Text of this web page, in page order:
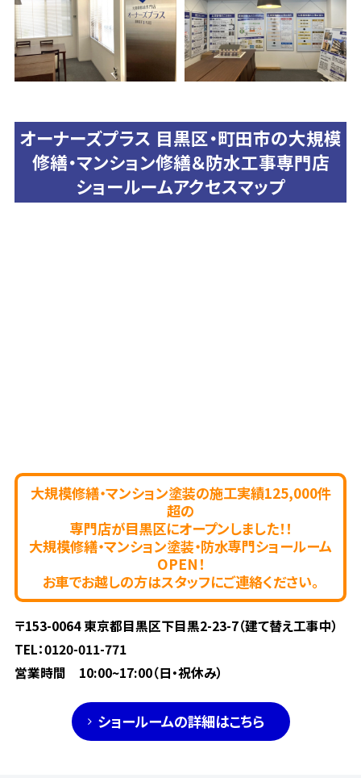
オーナーズプラス 目黒区・町田市の大規模
修繕・マンション修繕＆防水工事専門店
ショールームアクセスマップ
大規模修繕・マンション塗装の施工実績125,000件
超の
専門店が目黒区にオープンしました！！
大規模修繕・マンション塗装・防水専門ショールーム
OPEN！
お車でお越しの方はスタッフにご連絡ください。
〒153-0064 東京都目黒区下目黒2-23-7（建て替え工事中）
TEL：0120-011-771
営業時間 10:00~17:00（日・祝休み）
ショールームの詳細はこちら